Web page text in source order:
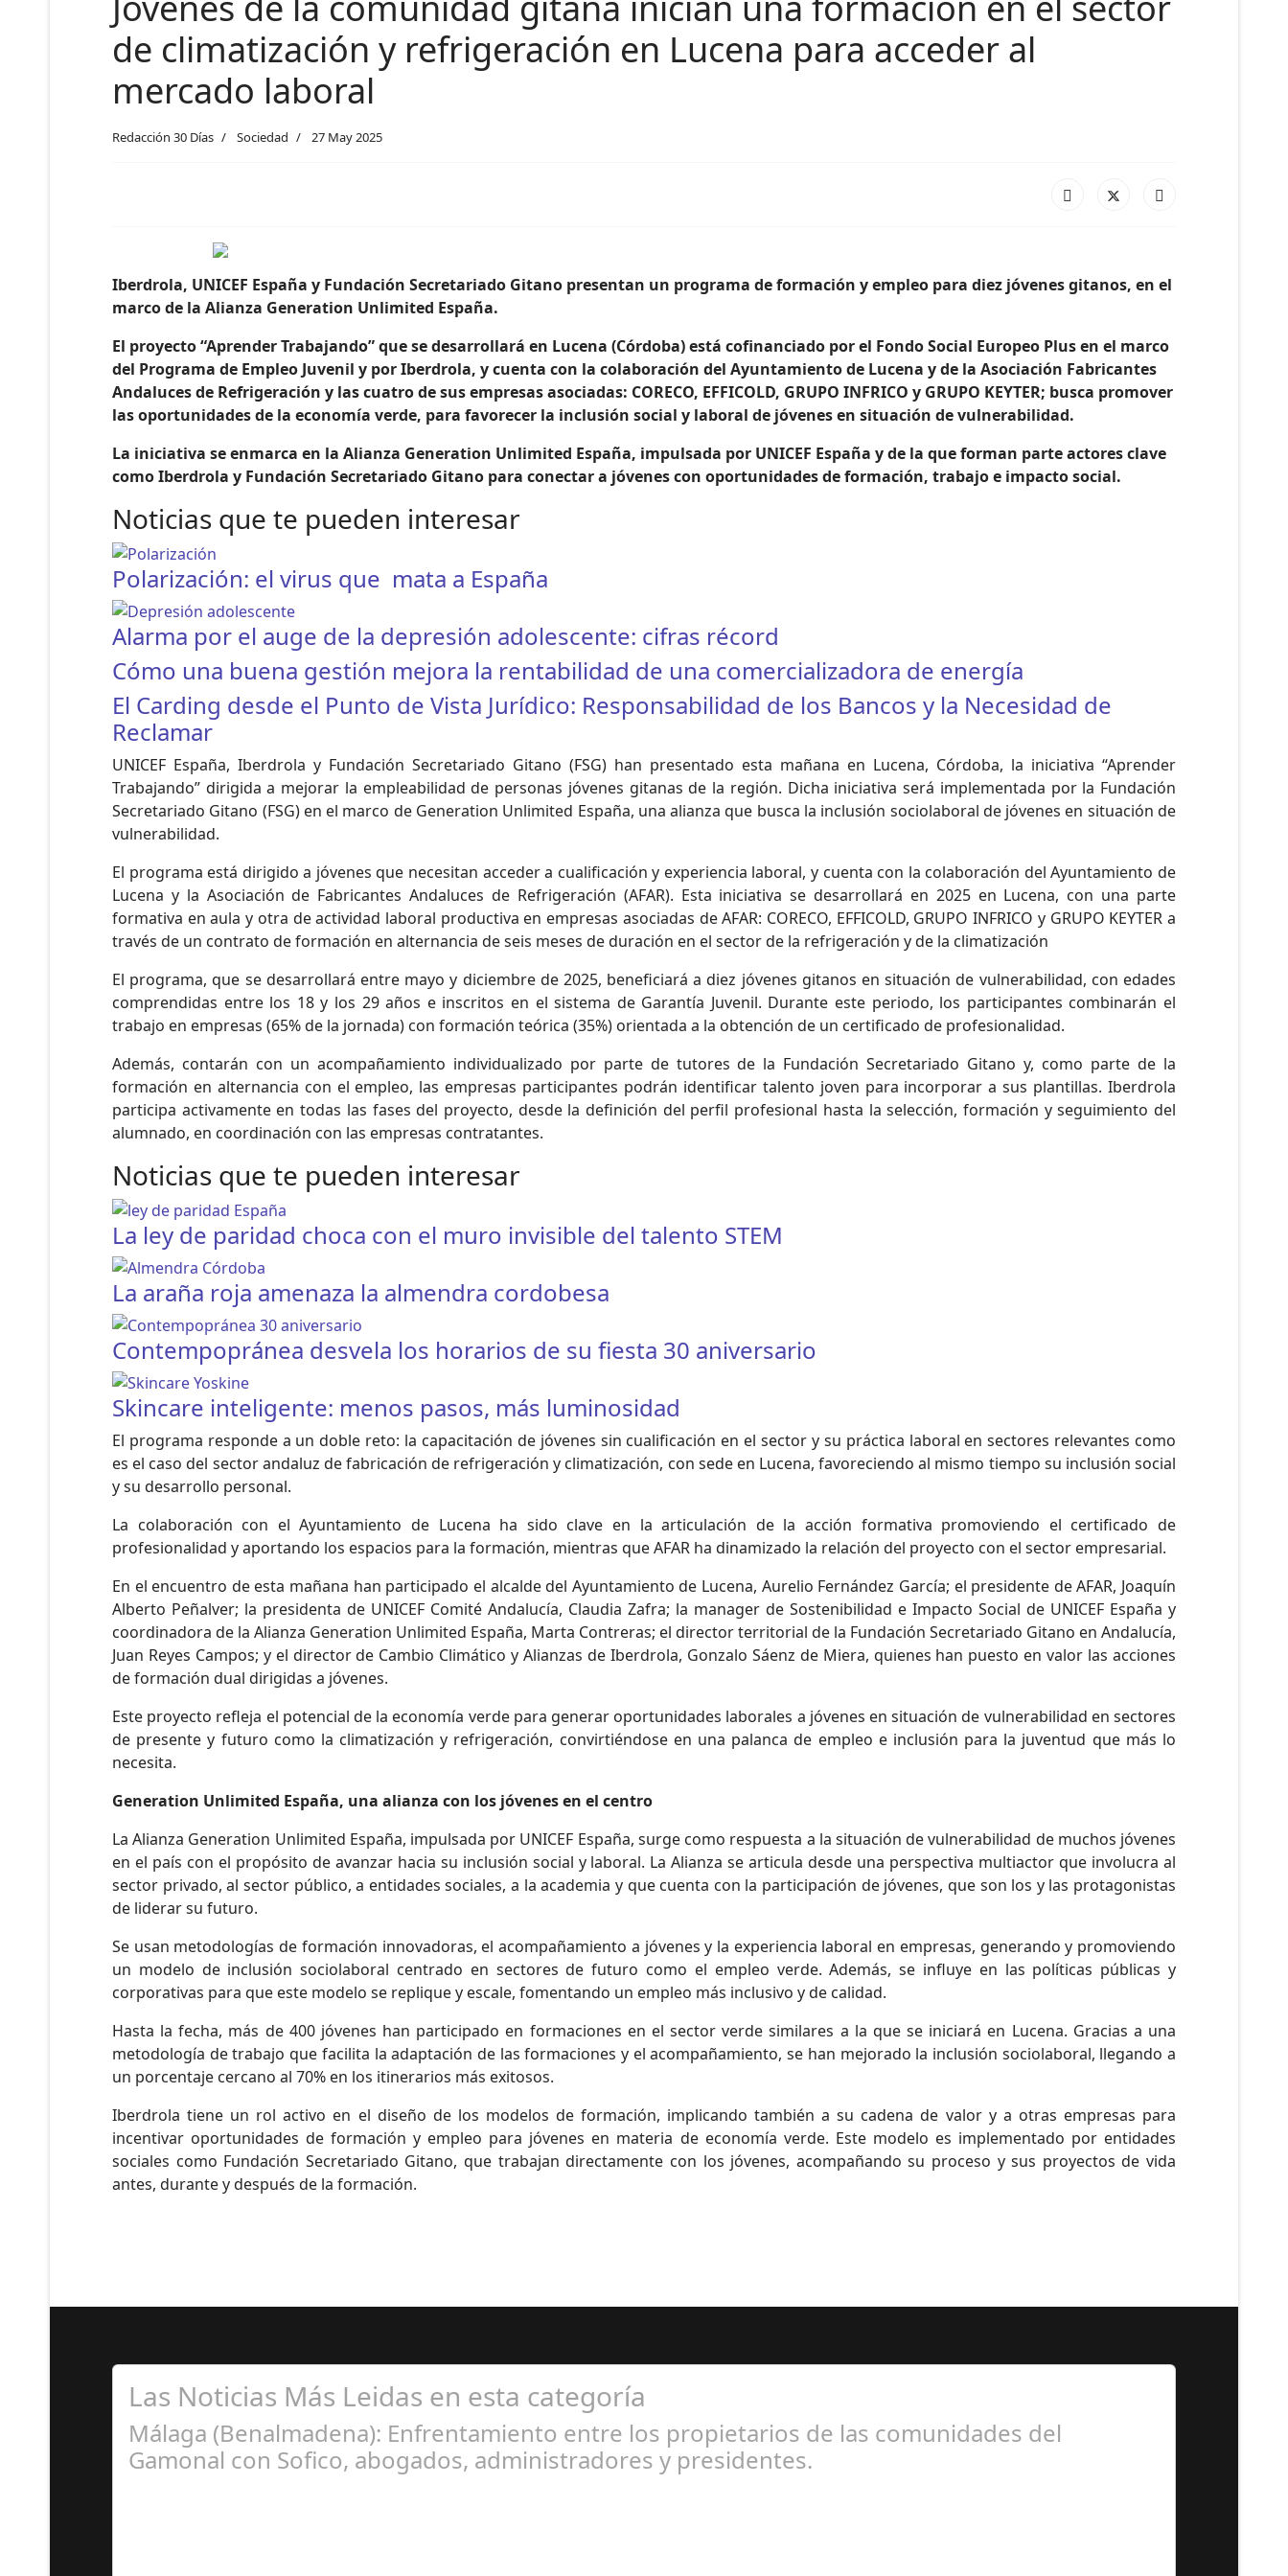
de climatización y refrigeración en Lucena para acceder al
mercado laboral
Redacción 30 Días Sociedad 27 May 2025
Iberdrola, UNICEF España y Fundación Secretariado Gitano presentan un programa de formación y empleo para diez jóvenes gitanos, en el
marco de la Alianza Generation Unlimited España.
El proyecto “Aprender Trabajando” que se desarrollará en Lucena (Córdoba) está cofinanciado por el Fondo Social Europeo Plus en el marco
del Programa de Empleo Juvenil y por Iberdrola, y cuenta con la colaboración del Ayuntamiento de Lucena y de la Asociación Fabricantes
Andaluces de Refrigeración y las cuatro de sus empresas asociadas: CORECO, EFFICOLD, GRUPO INFRICO y GRUPO KEYTER; busca promover
las oportunidades de la economía verde, para favorecer la inclusión social y laboral de jóvenes en situación de vulnerabilidad.
La iniciativa se enmarca en la Alianza Generation Unlimited España, impulsada por UNICEF España y de la que forman parte actores clave
como Iberdrola y Fundación Secretariado Gitano para conectar a jóvenes con oportunidades de formación, trabajo e impacto social.
Noticias que te pueden interesar
Polarización: el virus que mata a España
Alarma por el auge de la depresión adolescente: cifras récord
Cómo una buena gestión mejora la rentabilidad de una comercializadora de energía
El Carding desde el Punto de Vista Jurídico: Responsabilidad de los Bancos y la Necesidad de
Reclamar
UNICEF España, Iberdrola y Fundación Secretariado Gitano (FSG) han presentado esta mañana en Lucena, Córdoba, la iniciativa “Aprender
Trabajando” dirigida a mejorar la empleabilidad de personas jóvenes gitanas de la región. Dicha iniciativa será implementada por la Fundación
Secretariado Gitano (FSG) en el marco de Generation Unlimited España, una alianza que busca la inclusión sociolaboral de jóvenes en situación de
vulnerabilidad.
El programa está dirigido a jóvenes que necesitan acceder a cualificación y experiencia laboral, y cuenta con la colaboración del Ayuntamiento de
Lucena y la Asociación de Fabricantes Andaluces de Refrigeración (AFAR). Esta iniciativa se desarrollará en 2025 en Lucena, con una parte
formativa en aula y otra de actividad laboral productiva en empresas asociadas de AFAR: CORECO, EFFICOLD, GRUPO INFRICO y GRUPO KEYTER a
través de un contrato de formación en alternancia de seis meses de duración en el sector de la refrigeración y de la climatización
El programa, que se desarrollará entre mayo y diciembre de 2025, beneficiará a diez jóvenes gitanos en situación de vulnerabilidad, con edades
comprendidas entre los 18 y los 29 años e inscritos en el sistema de Garantía Juvenil. Durante este periodo, los participantes combinarán el
trabajo en empresas (65% de la jornada) con formación teórica (35%) orientada a la obtención de un certificado de profesionalidad.
Además, contarán con un acompañamiento individualizado por parte de tutores de la Fundación Secretariado Gitano y, como parte de la
formación en alternancia con el empleo, las empresas participantes podrán identificar talento joven para incorporar a sus plantillas. Iberdrola
participa activamente en todas las fases del proyecto, desde la definición del perfil profesional hasta la selección, formación y seguimiento del
alumnado, en coordinación con las empresas contratantes.
Noticias que te pueden interesar
La ley de paridad choca con el muro invisible del talento STEM
La araña roja amenaza la almendra cordobesa
Contempopránea desvela los horarios de su fiesta 30 aniversario
Skincare inteligente: menos pasos, más luminosidad
El programa responde a un doble reto: la capacitación de jóvenes sin cualificación en el sector y su práctica laboral en sectores relevantes como
es el caso del sector andaluz de fabricación de refrigeración y climatización, con sede en Lucena, favoreciendo al mismo tiempo su inclusión social
y su desarrollo personal.
La colaboración con el Ayuntamiento de Lucena ha sido clave en la articulación de la acción formativa promoviendo el certificado de
profesionalidad y aportando los espacios para la formación, mientras que AFAR ha dinamizado la relación del proyecto con el sector empresarial.
En el encuentro de esta mañana han participado el alcalde del Ayuntamiento de Lucena, Aurelio Fernández García; el presidente de AFAR, Joaquín
Alberto Peñalver; la presidenta de UNICEF Comité Andalucía, Claudia Zafra; la manager de Sostenibilidad e Impacto Social de UNICEF España y
coordinadora de la Alianza Generation Unlimited España, Marta Contreras; el director territorial de la Fundación Secretariado Gitano en Andalucía,
Juan Reyes Campos; y el director de Cambio Climático y Alianzas de Iberdrola, Gonzalo Sáenz de Miera, quienes han puesto en valor las acciones
de formación dual dirigidas a jóvenes.
Este proyecto refleja el potencial de la economía verde para generar oportunidades laborales a jóvenes en situación de vulnerabilidad en sectores
de presente y futuro como la climatización y refrigeración, convirtiéndose en una palanca de empleo e inclusión para la juventud que más lo
necesita.
Generation Unlimited España, una alianza con los jóvenes en el centro
La Alianza Generation Unlimited España, impulsada por UNICEF España, surge como respuesta a la situación de vulnerabilidad de muchos jóvenes
en el país con el propósito de avanzar hacia su inclusión social y laboral. La Alianza se articula desde una perspectiva multiactor que involucra al
sector privado, al sector público, a entidades sociales, a la academia y que cuenta con la participación de jóvenes, que son los y las protagonistas
de liderar su futuro.
Se usan metodologías de formación innovadoras, el acompañamiento a jóvenes y la experiencia laboral en empresas, generando y promoviendo
un modelo de inclusión sociolaboral centrado en sectores de futuro como el empleo verde. Además, se influye en las políticas públicas y
corporativas para que este modelo se replique y escale, fomentando un empleo más inclusivo y de calidad.
Hasta la fecha, más de 400 jóvenes han participado en formaciones en el sector verde similares a la que se iniciará en Lucena. Gracias a una
metodología de trabajo que facilita la adaptación de las formaciones y el acompañamiento, se han mejorado la inclusión sociolaboral, llegando a
un porcentaje cercano al 70% en los itinerarios más exitosos.
Iberdrola tiene un rol activo en el diseño de los modelos de formación, implicando también a su cadena de valor y a otras empresas para
incentivar oportunidades de formación y empleo para jóvenes en materia de economía verde. Este modelo es implementado por entidades
sociales como Fundación Secretariado Gitano, que trabajan directamente con los jóvenes, acompañando su proceso y sus proyectos de vida
antes, durante y después de la formación.
Las Noticias Más Leidas en esta categoría
Málaga (Benalmadena): Enfrentamiento entre los propietarios de las comunidades del
Gamonal con Sofico, abogados, administradores y presidentes.